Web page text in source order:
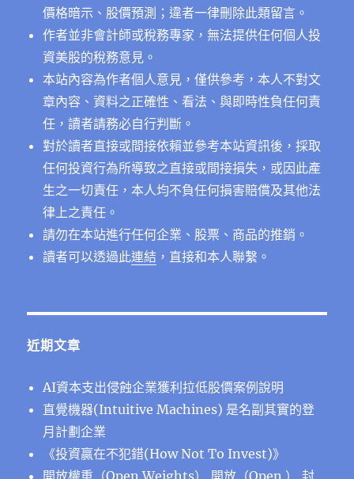
價格暗示、股價預測；違者一律刪除此類留言。
作者並非會計師或稅務專家，無法提供任何個人投
資美股的稅務意見。
本站內容為作者個人意見，僅供參考，本人不對文
章內容、資料之正確性、看法、與即時性負任何責
任，讀者請務必自行判斷。
對於讀者直接或間接依賴並參考本站資訊後，採取
任何投資行為所導致之直接或間接損失，或因此產
生之一切責任，本人均不負任何損害賠償及其他法
律上之責任。
請勿在本站進行任何企業、股票、商品的推銷。
讀者可以透過此連結 ，直接和本人聯繫。
近期文章
AI資本支出侵蝕企業獲利拉低股價案例說明
直覺機器(Intuitive Machines) 是名副其實的登
月計劃企業
《投資贏在不犯錯(How Not To Invest)》